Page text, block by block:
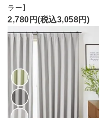
ラー】
2,780円(税込3,058円)